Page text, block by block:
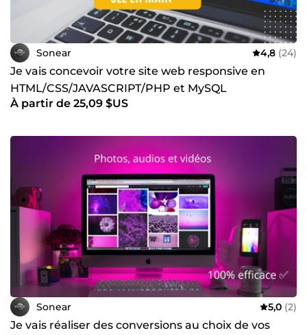
Sonear 4,8 (24)
Je vais concevoir votre site web responsive en
HTML/CSS/JAVASCRIPT/PHP et MySQL
À partir de 25,09 $US
Sonear 5,0 (2)
Je vais réaliser des conversions au choix de vos